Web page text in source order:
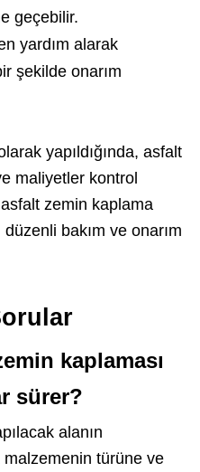
geçebilir.
yardım alarak
şekilde onarım
yapıldığında, asfalt
maliyetler kontrol
zemin kaplama
bakım ve onarım
kaplaması
sürer?
alanın
malzemenin türüne ve